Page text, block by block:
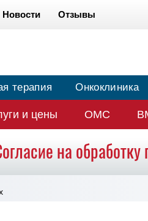
Новости Отзывы
терапия Онкоклиника
и цены ОМС
на